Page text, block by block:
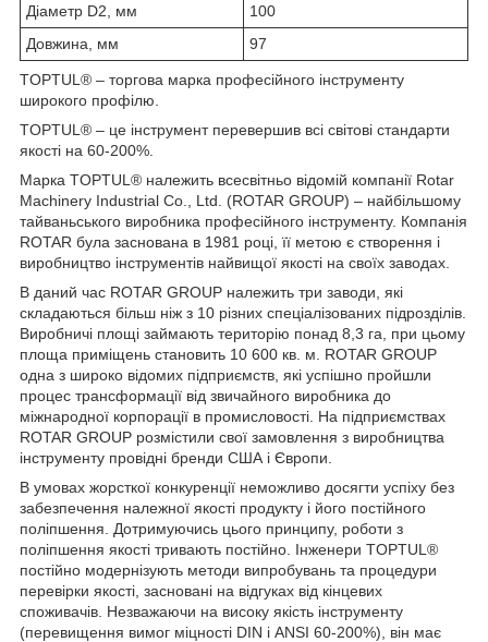
Діаметр D2, мм
100
Довжина, мм
97
ТOPTUL® – торгова марка професійного інструменту
широкого профілю.
TOPTUL® – це інструмент перевершив всі світові стандарти
якості на 60-200%.
Марка TOPTUL® належить всесвітньо відомій компанії Rotar
Machinery Industrial Co., Ltd. (ROTAR GROUP) – найбільшому
тайваньського виробника професійного інструменту. Компанія
ROTAR була заснована в 1981 році, її метою є створення і
виробництво інструментів найвищої якості на своїх заводах.
В даний час ROTAR GROUP належить три заводи, які
складаються більш ніж з 10 різних спеціалізованих підрозділів.
Виробничі площі займають територію понад 8,3 га, при цьому
площа приміщень становить 10 600 кв. м. ROTAR GROUP
одна з широко відомих підприємств, які успішно пройшли
процес трансформації від звичайного виробника до
міжнародної корпорації в промисловості. На підприємствах
ROTAR GROUP розмістили свої замовлення з виробництва
інструменту провідні бренди США і Європи.
В умовах жорсткої конкуренції неможливо досягти успіху без
забезпечення належної якості продукту і його постійного
поліпшення. Дотримуючись цього принципу, роботи з
поліпшення якості тривають постійно. Інженери TOPTUL®
постійно модернізують методи випробувань та процедури
перевірки якості, засновані на відгуках від кінцевих
споживачів. Незважаючи на високу якість інструменту
(перевищення вимог міцності DIN і ANSI 60-200%), він має